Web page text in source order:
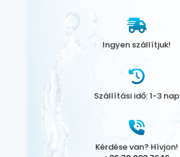
Ingyen szállítjuk!
Szállítási idő: 1-3 nap
Kérdése van? Hívjon!